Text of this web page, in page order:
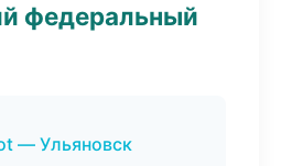
федеральный
— Ульяновск